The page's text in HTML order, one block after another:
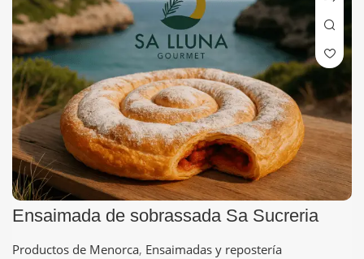
Ensaimada de sobrassada Sa Sucreria
Productos de Menorca, Ensaimadas y repostería